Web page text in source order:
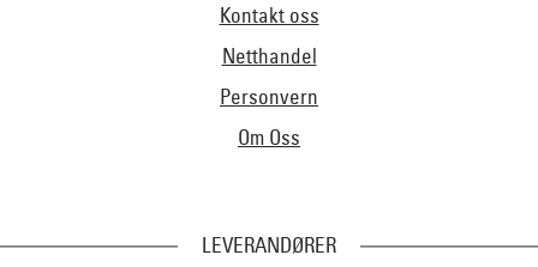
Kontakt oss
Netthandel
Personvern
Om Oss
LEVERANDØRER